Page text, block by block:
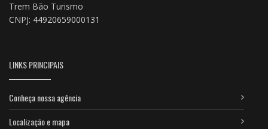
Trem Bão Turismo
CNPJ: 44920659000131
LINKS PRINCIPAIS
Conheça nossa agência
Localização e mapa